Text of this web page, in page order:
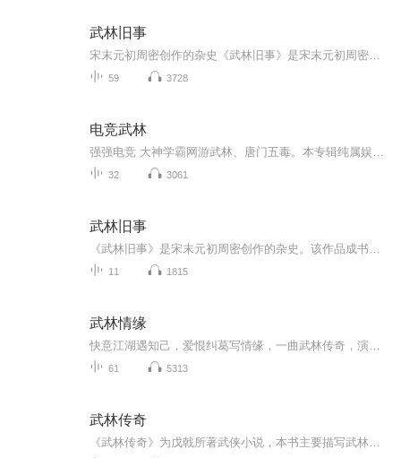
武林旧事
59 3728
电竞武林
32 3061
武林旧事
11 1815
武林情缘
61 5313
武林传奇